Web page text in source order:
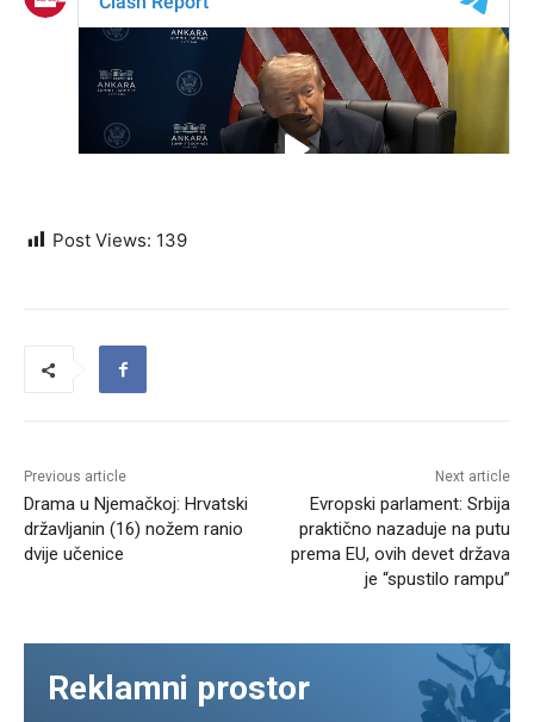
Post Views: 139
Previous article
Drama u Njemačkoj: Hrvatski
državljanin (16) nožem ranio
dvije učenice
Next article
Evropski parlament: Srbija
praktično nazaduje na putu
prema EU, ovih devet država
je “spustilo rampu”
Reklamni prostor